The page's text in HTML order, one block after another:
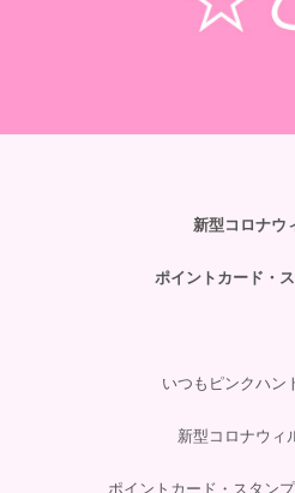
新型コロナウ
ポイントカード・
いつもピンクハン
新型コロナウィ
ポイントカード・スタン